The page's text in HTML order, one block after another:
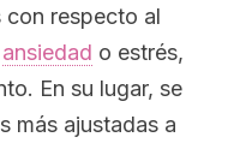
con respecto al
ansiedad o estrés,
En su lugar, se
más ajustadas a